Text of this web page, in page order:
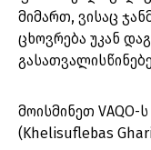
მიმართ, ვისაც
ცხოვრება უკან
მოისმინეთ VAQO-
(Khelisuflebas